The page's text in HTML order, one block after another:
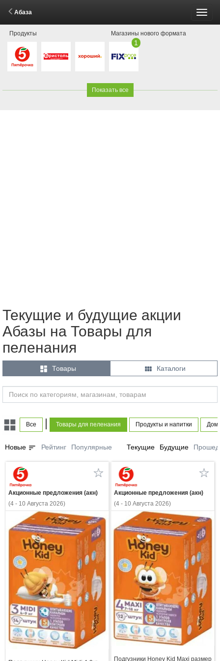
Абаза
Продукты Магазины нового формата
1
Показать все
Текущие и будущие акции
Абазы на Товары для
пеленания
 Товары  Каталоги
Все Товары для пеленания Продукты и напитки Дом
Новые sort Рейтинг Популярные Текущие Будущие
Акционные предложения (акн)
(4 - 10 Августа 2026)
Акционные предложения (акн)
(4 - 10 Августа 2026)
Подгузники Honey Kid Maxi размер